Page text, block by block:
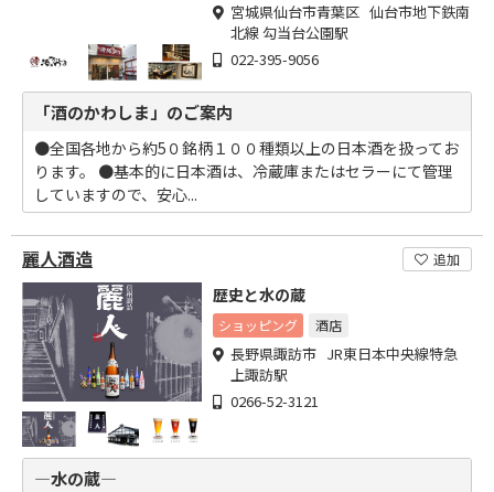
宮城県仙台市青葉区 仙台市地下鉄南
北線 勾当台公園駅
022-395-9056
「酒のかわしま」のご案内
●全国各地から約5０銘柄１００種類以上の日本酒を扱ってお
ります。 ●基本的に日本酒は、冷蔵庫またはセラーにて管理
していますので、安心...
麗人酒造 追加
歴史と水の蔵
ショッピング 酒店
長野県諏訪市 JR東日本中央線特急
上諏訪駅
0266-52-3121
―水の蔵―